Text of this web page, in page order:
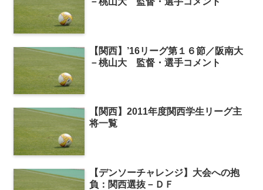
【関西】’16リーグ第１６節／阪南大
－桃山大 監督・選手コメント
【関西】2011年度関西学生リーグ主
将一覧
【デンソーチャレンジ】大会への抱
負：関西選抜－ＤＦ